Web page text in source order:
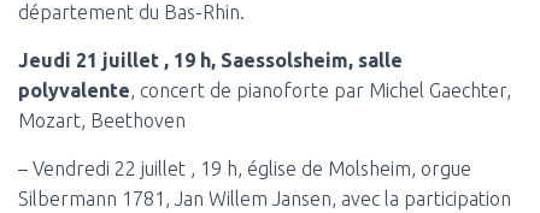
département du Bas-Rhin.
Jeudi 21 juillet , 19 h, Saessolsheim, salle
polyvalente, concert de pianoforte par Michel Gaechter,
Mozart, Beethoven
– Vendredi 22 juillet , 19 h, église de Molsheim, orgue
Silbermann 1781, Jan Willem Jansen, avec la participation